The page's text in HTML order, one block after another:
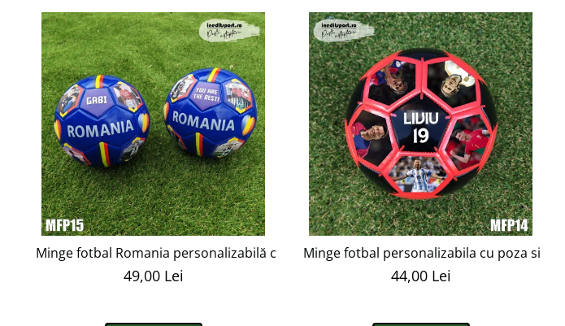
Minge fotbal Romania personalizabilă cu poze si text - MFN15
49,00 Lei
Minge fotbal personalizabila cu poza si
44,00 Lei